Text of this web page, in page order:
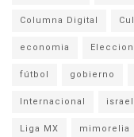
Columna Digital
economia
fútbol gobierno
Internacional israel
Liga MX mimorelia